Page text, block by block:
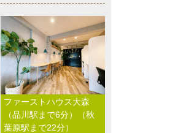
ファーストハウス大森
（品川駅まで6分）（秋
葉原駅まで22分）